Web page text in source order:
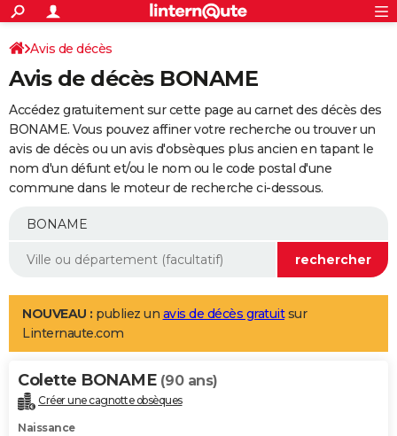
ACTUALITÉS
Politique
Société
Faits Divers
Education
Monde
Villes
+
SPORT
Coupe du monde 2026
Football
Tennis
Cyclisme
Rugby
Forum
Programme TV
TNT
Streaming
Cinéma
Sorties cinéma
Musique
+
FINANCE
Retraite
Epargne
Immobilier
Risques naturels par ville
Banque
Assurance
AUTO
Essais
Réserver un essai
Citadines
Berlines
SUV
Forum auto
+
Mobiles
Meilleur smartphone
Internet
Ordinateurs
Jeux vidéo
Guide high-tech
Aménagement intérieur
LIFESTYLE
Art de vivre
Bien-être
Loisirs
Mode
Modes de vie
Alimentation
Guide de la santé
Maladies
Médicaments
Sommeil
VOYAGE
Destinations
City break
Voyage nature
Voyage de noces
Forum
Climat
+PHOTO
Avis de décès
Avis de décès BONAME
Accédez gratuitement sur cette page au carnet des décès des
BONAME. Vous pouvez affiner votre recherche ou trouver un
avis de décès ou un avis d'obsèques plus ancien en tapant le
nom d'un défunt et/ou le nom ou le code postal d'une
commune dans le moteur de recherche ci-dessous.
NOUVEAU : publiez un avis de décès gratuitsur
Linternaute.com
Colette BONAME (90 ans)
Créer une cagnotte obsèques
Naissance